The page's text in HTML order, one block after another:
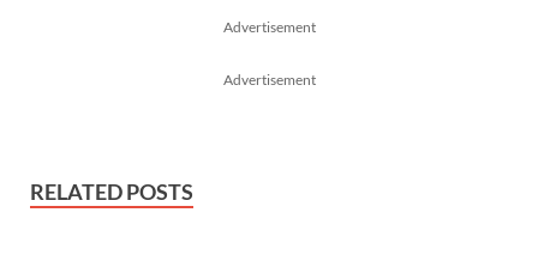
Advertisement
Advertisement
RELATED POSTS